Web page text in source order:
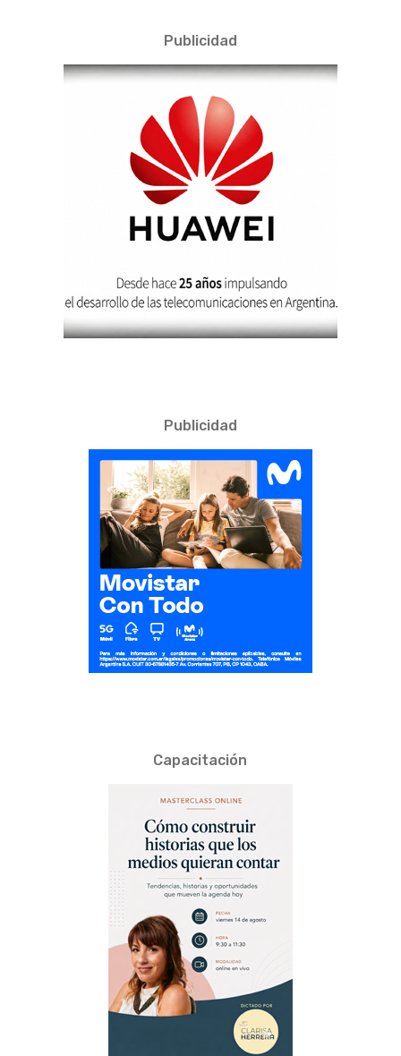
Publicidad
Publicidad
Capacitación